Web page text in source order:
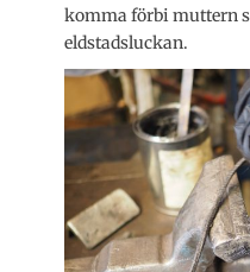
komma förbi muttern
eldstadsluckan.